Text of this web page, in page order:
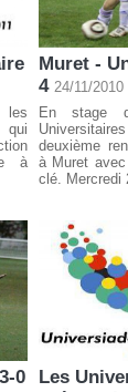
qui
à
Muret -
4 24/11/2010
En stage
deuxième
à Muret
clé. Mercredi
0
Les